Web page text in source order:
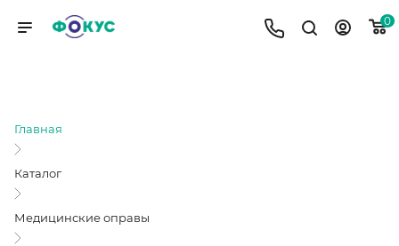
0
Главная
Каталог
Медицинские оправы